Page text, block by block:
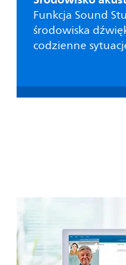
Funkcja Sound
środowiska
codzienne